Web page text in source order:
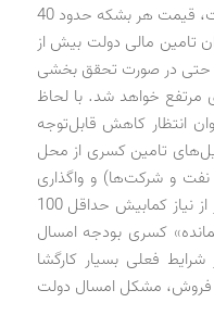
با فرض فروش 220 میلیون بشکه نفت، قیمت هر بشکه حدود 40
تومان، میزان تامین مالی دولت بیش از
که حتی در صورت تحقق بخشی
مرتفع خواهد شد. با لحاظ
انتظار کاهش قابل‌توجه
تامین کسری از محل
نفت و شرکت‌ها) و واگذاری
دارایی‌های مالی اساساً بسیار محدودتر از نیاز کمابیش حداقل 100
کسری بودجه امسال
فعلی بسیار کارگشا
فروش، مشکل امسال دولت